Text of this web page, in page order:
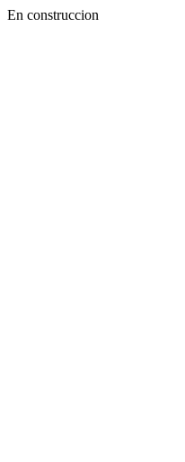
En construccion